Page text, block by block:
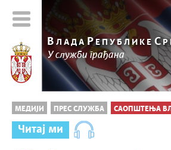
В ЛАДА РЕПУБЛИКЕ С
У служби грађана
МЕДИЈИ ПРЕС СЛУЖБА САОПШТЕЊА
Читај ми